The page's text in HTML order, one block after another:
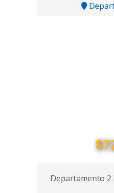
Departamento 2